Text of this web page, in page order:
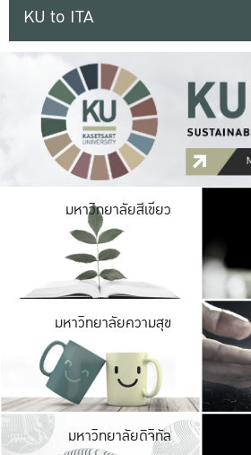
KU to ITA
มหาวิทยาลัยสีเขียว
มหาวิทยาลัยความสุข
มหาวิทยาลัยดิจิทัล